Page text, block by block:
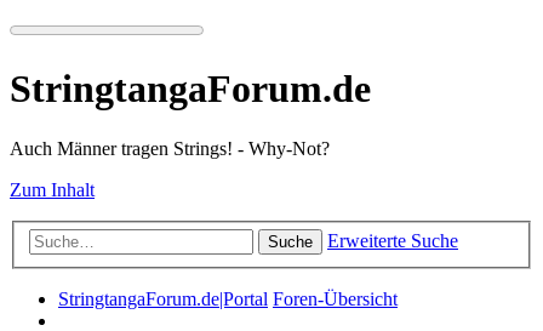
StringtangaForum.de
Auch Männer tragen Strings! - Why-Not?
Zum Inhalt
Suche Erweiterte Suche
StringtangaForum.de|Portal Foren-Übersicht